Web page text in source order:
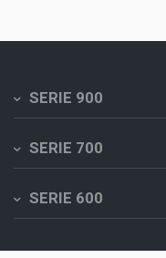
SERIE 900
SERIE 700
SERIE 600